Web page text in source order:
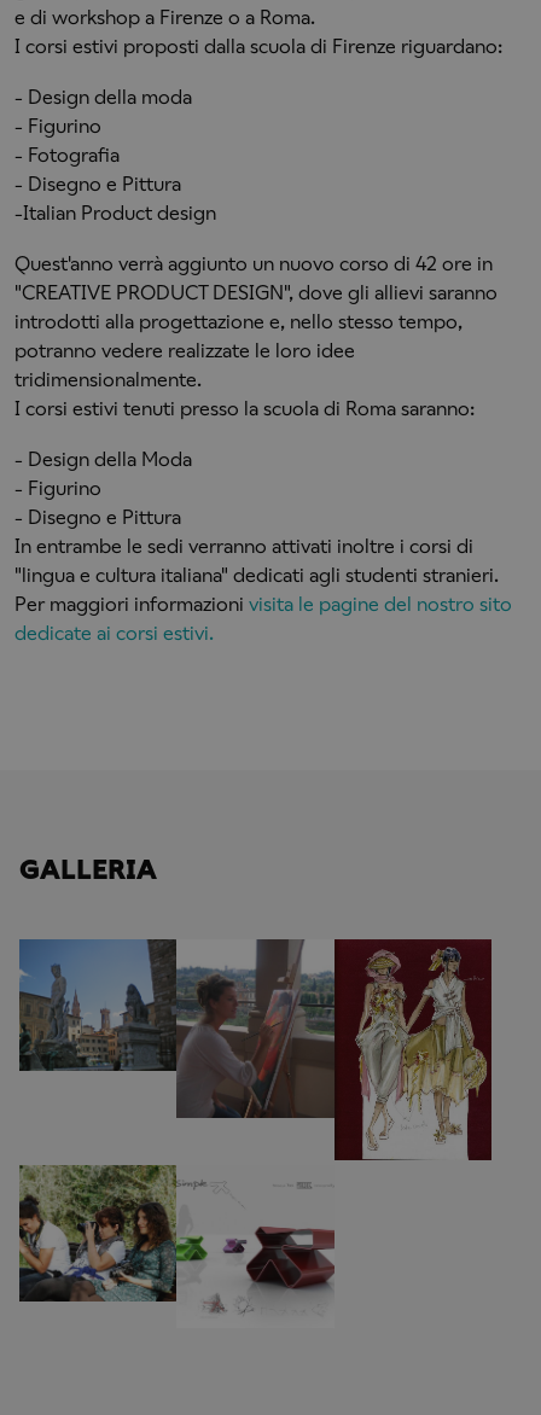
e di workshop a Firenze o a Roma.
I corsi estivi proposti dalla scuola di Firenze riguardano:
- Design della moda
- Figurino
- Fotografia
- Disegno e Pittura
-Italian Product design
Quest'anno verrà aggiunto un nuovo corso di 42 ore in
"CREATIVE PRODUCT DESIGN", dove gli allievi saranno
introdotti alla progettazione e, nello stesso tempo,
potranno vedere realizzate le loro idee
tridimensionalmente.
I corsi estivi tenuti presso la scuola di Roma saranno:
- Design della Moda
- Figurino
- Disegno e Pittura
In entrambe le sedi verranno attivati inoltre i corsi di
"lingua e cultura italiana" dedicati agli studenti stranieri.
Per maggiori informazioni visita le pagine del nostro sito
dedicate ai corsi estivi.
GALLERIA